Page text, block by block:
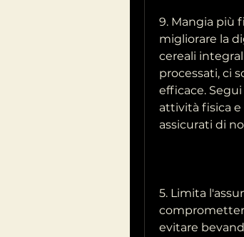
9. Mangia più
migliorare la
cereali
processati, ci
efficace.
attività fisica
assicurati di
5. Limita
evitare